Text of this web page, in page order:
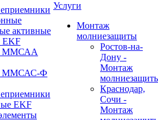
активные
ММСАА
ММСАС-Ф
EKF
Услуги
Монтаж
молниезащиты
Ростов-на-
Дону -
Монтаж
Краснодар,
Сочи -
Монтаж